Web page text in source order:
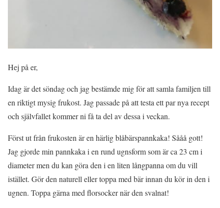
Hej på er,
Idag är det söndag och jag bestämde mig för att samla familjen till
en riktigt mysig frukost. Jag passade på att testa ett par nya recept
och självfallet kommer ni få ta del av dessa i veckan.
Först ut från frukosten är en härlig blåbärspannkaka! Sååå gott!
Jag gjorde min pannkaka i en rund ugnsform som är ca 23 cm i
diameter men du kan göra den i en liten långpanna om du vill
istället. Gör den naturell eller toppa med bär innan du kör in den i
ugnen. Toppa gärna med florsocker när den svalnat!